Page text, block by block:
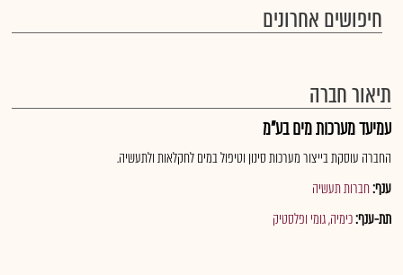
חיפושים אחרונים
תיאור חברה
עמיעד מערכות מים בע"מ
החברה עוסקת בייצור מערכות סינון וטיפול במים לחקלאות ולתעשיה.
ענף:חברות תעשיה
תת-ענף:כימיה, גומי ופלסטיק